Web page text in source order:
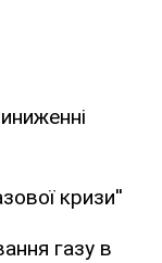
кризи''
газу в